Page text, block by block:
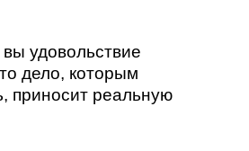
удовольствие
дело, которым
приносит реальную